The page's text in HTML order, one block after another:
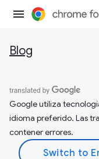
Blog
Google utiliza
idioma preferido. Las
contener errores.